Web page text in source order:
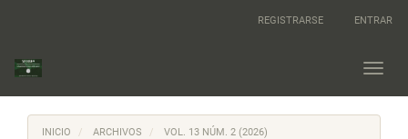
principal
Barra
lateral
REGISTRARSE ENTRAR
INICIO ARCHIVOS
VOL. 13 NÚM. 2 (2026)